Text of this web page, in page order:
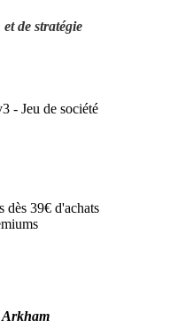
de stratégie
- Jeu de société
39€ d'achats